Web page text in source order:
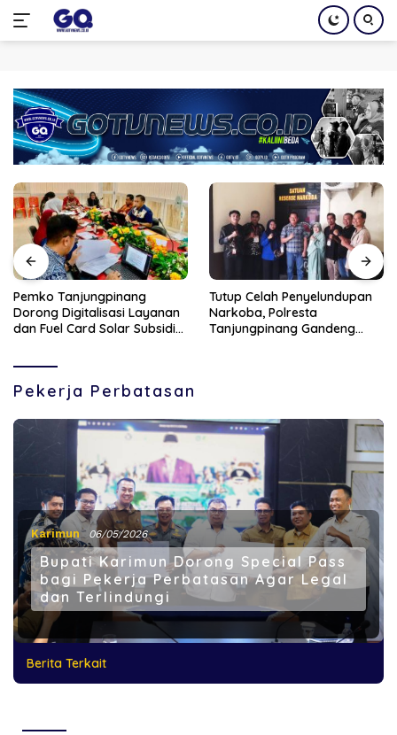
konten
Pemko Tanjungpinang
Dorong Digitalisasi Layanan
dan Fuel Card Solar Subsidi
Tutup Celah Penyelundupan
Narkoba, Polresta
Tanjungpinang Gandeng
Pekerja Perbatasan
Karimun 06/05/2026
Bupati Karimun Dorong Special Pass
bagi Pekerja Perbatasan Agar Legal
dan Terlindungi
Berita Terkait